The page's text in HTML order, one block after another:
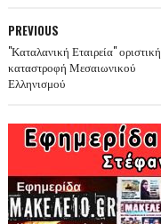
PREVIOUS
"Καταλανική Εταιρεία" οριστική
καταστροφή Μεσαιωνικού
Ελληνισμού